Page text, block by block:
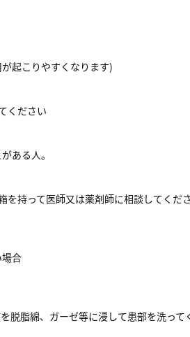
起こりやすくなります)
ください
ある人。
を持って医師又は薬剤師に相談してくだ
合
脱脂綿、ガーゼ等に浸して患部を洗って